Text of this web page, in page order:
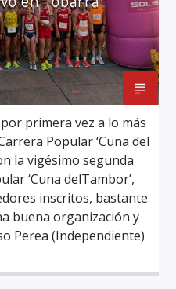
primera vez a lo más
Popular ‘Cuna del
la vigésimo segunda
‘Cuna delTambor’,
inscritos, bastante
buena organización y
Perea (Independiente)